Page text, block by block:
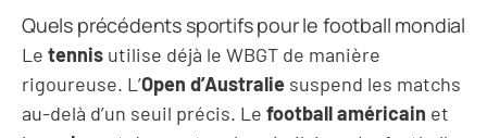
Quels précédents sportifs pour le football mondial
Le tennis utilise déjà le WBGT de manière
rigoureuse. L’Open d’Australie suspend les matchs
au-delà d’un seuil précis. Le football américain et